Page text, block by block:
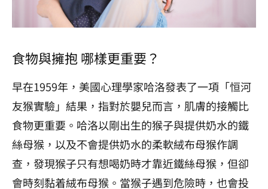
食物與擁抱 哪樣更重要？
早在1959年，美國心理學家哈洛發表了一項「恒河
友猴實驗」結果，指對於嬰兒而言，肌膚的接觸比
食物更重要。哈洛以剛出生的猴子與提供奶水的鐵
絲母猴，以及不會提供奶水的柔軟絨布母猴作調
查，發現猴子只有想喝奶時才靠近鐵絲母猴，但卻
會時刻黏着絨布母猴。當猴子遇到危險時，也會投